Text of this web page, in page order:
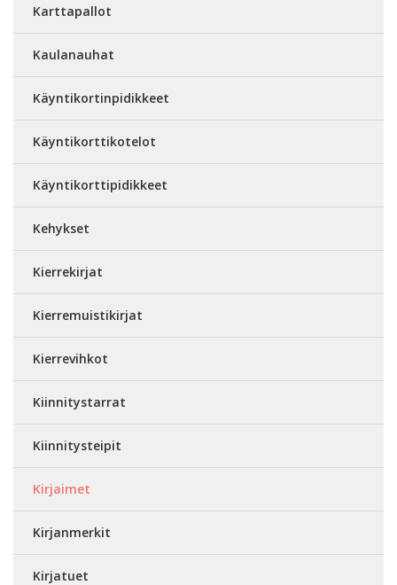
Karttapallot
Kaulanauhat
Käyntikortinpidikkeet
Käyntikorttikotelot
Käyntikorttipidikkeet
Kehykset
Kierrekirjat
Kierremuistikirjat
Kierrevihkot
Kiinnitystarrat
Kiinnitysteipit
Kirjaimet
Kirjanmerkit
Kirjatuet